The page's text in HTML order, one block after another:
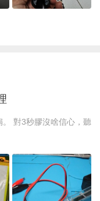
對3秒膠沒啥信心，聽